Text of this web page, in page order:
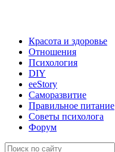
Красота и здоровье
Отношения
Психология
DIY
ееStory
Саморазвитие
Правильное питание
Советы психолога
Форум